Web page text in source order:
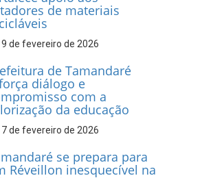
de Tamandaré
entrega de placas à
dos Taxistas Rota
Service
10 de fevereiro de 2026
do Frevo: patrimônio
em movimento